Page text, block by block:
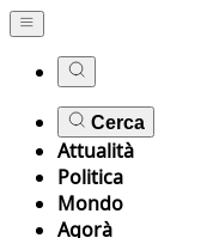
Cerca
Attualità
Politica
Mondo
Agorà